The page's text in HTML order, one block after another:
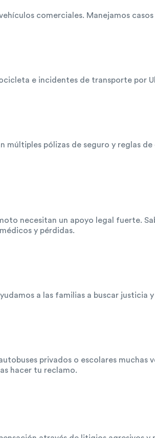
comerciales. Manejamos
e incidentes de transporte por
múltiples pólizas de seguro y reglas
necesitan un apoyo legal fuerte.
y pérdidas.
a las familias a buscar justicia
privados o escolares muchas
hacer tu reclamo.